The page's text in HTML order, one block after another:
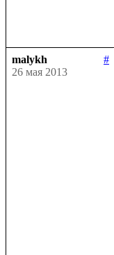
malykh
#
26 мая 2013